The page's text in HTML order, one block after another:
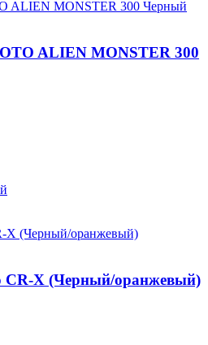
ALIEN MONSTER 300
CR-X (Черный/оранжевый)